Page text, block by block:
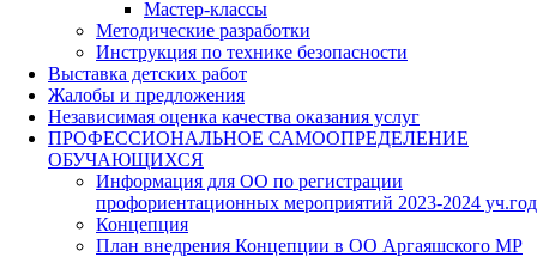
Мастер-классы
Методические разработки
Инструкция по технике безопасности
Выставка детских работ
Жалобы и предложения
Независимая оценка качества оказания услуг
ПРОФЕССИОНАЛЬНОЕ САМООПРЕДЕЛЕНИЕ
ОБУЧАЮЩИХСЯ
Информация для ОО по регистрации
профориентационных мероприятий 2023-2024 уч.год
Концепция
План внедрения Концепции в ОО Аргаяшского МР